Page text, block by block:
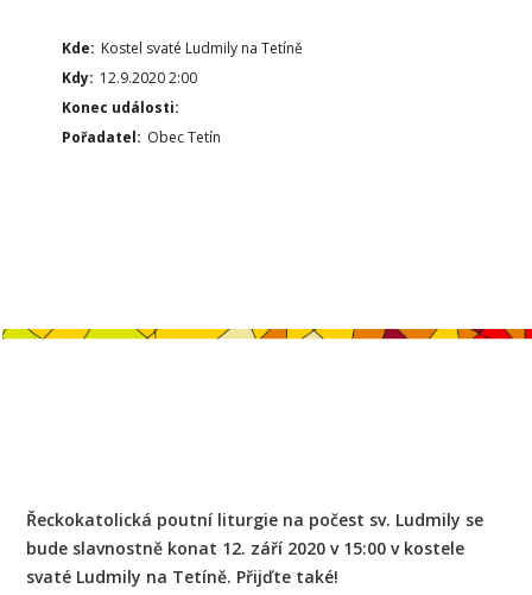
Kde: Kostel svaté Ludmily na Tetíně
Kdy: 12.9.2020 2:00
Konec události:
Pořadatel: Obec Tetín
Řeckokatolická poutní liturgie na počest sv. Ludmily se
bude slavnostně konat 12. září 2020 v 15:00 v kostele
svaté Ludmily na Tetíně. Přijďte také!